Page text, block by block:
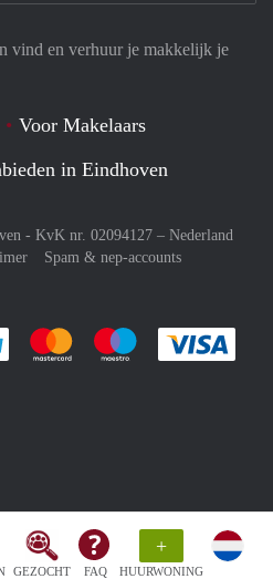
GEZOCHT FAQ
+
HUURWONING
vind en verhuur je makkelijk je
Voor Makelaars
in Eindhoven
- KvK nr. 02094127 – Nederland
Spam & nep-accounts
Je rekent gemakkelijk af met Paypal
Je rekent gemakkelijk af met
Je rekent